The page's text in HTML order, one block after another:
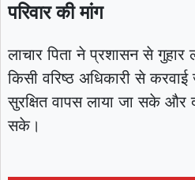
परिवार की मांग
लाचार पिता ने प्रशासन से
किसी वरिष्ठ अधिकारी से
सुरक्षित वापस लाया जा सके और
सके।